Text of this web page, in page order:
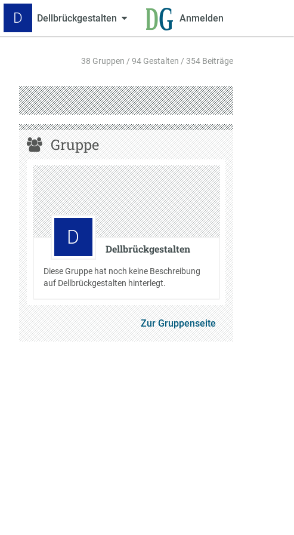
D Dellbrückgestalten Anmelden
38 Gruppen / 94 Gestalten / 354 Beiträge
Gruppe
D
Dellbrückgestalten
Diese Gruppe hat noch keine Beschreibung
auf Dellbrückgestalten hinterlegt.
Zur Gruppenseite